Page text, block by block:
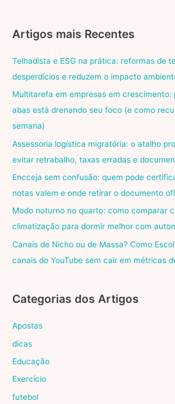
Artigos mais Recentes
Telhadista e ESG na prática: reformas de
desperdícios e reduzem o impacto
Multitarefa em empresas em crescimento:
abas está drenando seu foco (e como
semana)
Assessoria logística migratória: o atalho
evitar retrabalho, taxas erradas e
Encceja sem confusão: quem pode
notas valem e onde retirar o documento
Modo noturno no quarto: como comparar
climatização para dormir melhor com
Canais de Nicho ou de Massa? Como
canais do YouTube sem cair em métricas
Categorias dos Artigos
Apostas
dicas
Educação
Exercício
futebol